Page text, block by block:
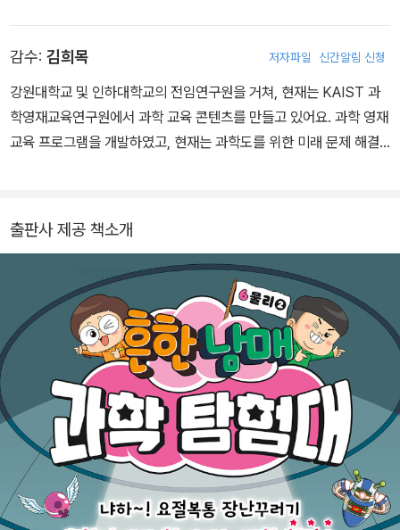
감수: 김희목 저자파일 신간알림 신청
강원대학교 및 인하대학교의 전임연구원을 거쳐, 현재는 KAIST 과
학영재교육연구원에서 과학 교육 콘텐츠를 만들고 있어요. 과학 영재
교육 프로그램을 개발하였고, 현재는 과학도를 위한 미래 문제 해결
출판사 제공 책소개